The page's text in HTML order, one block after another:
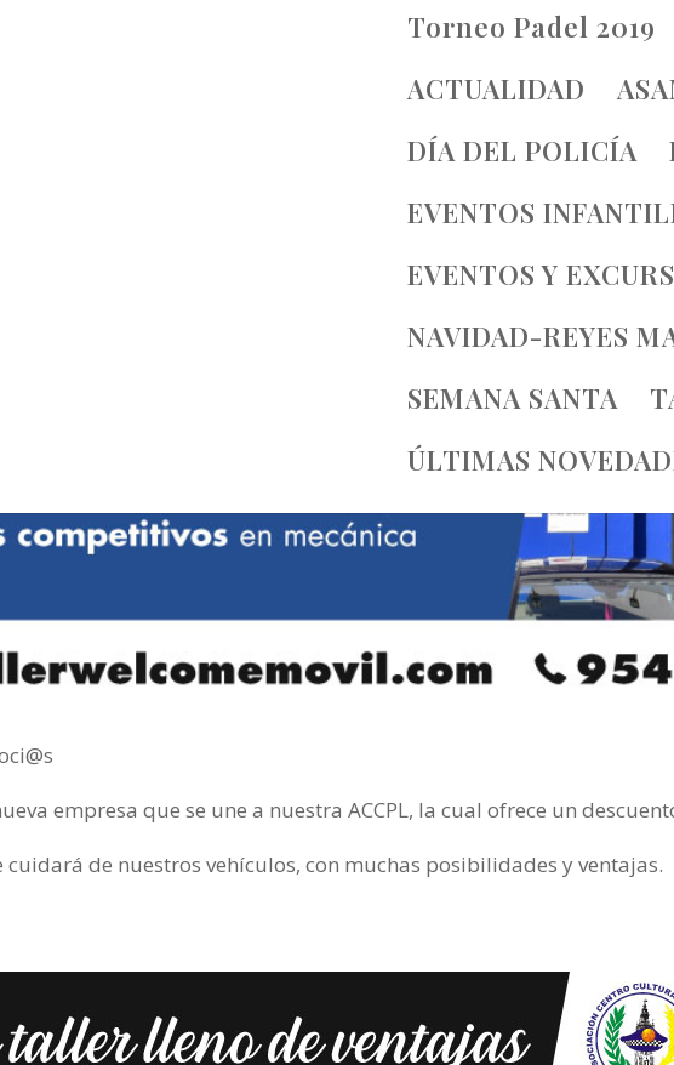
Torneo Padel 2019
ACTUALIDAD
DÍA DEL POLICÍA
EVENTOS
EVENTOS Y
NAVIDAD-REYES
SEMANA SANTA
ÚLTIMAS
empresa que se une a nuestra ACCPL, la cual ofrece un
de nuestros vehículos, con muchas posibilidades y ventajas.